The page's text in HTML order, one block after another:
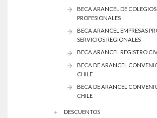
BECA ARANCEL DE
PROFESIONALES
BECA ARANCEL EMPRESAS
SERVICIOS REGIONALES
BECA ARANCEL REGISTRO
BECA DE ARANCEL
CHILE
BECA DE ARANCEL
CHILE
DESCUENTOS